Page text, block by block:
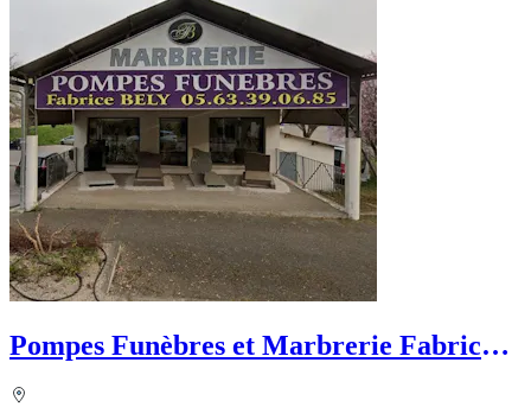
Pompes Funèbres et Marbrerie Fabrice